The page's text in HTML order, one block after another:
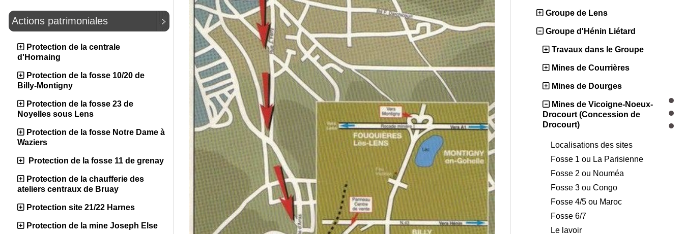
Actions patrimoniales
Protection de la centrale
d'Hornaing
Protection de la fosse 10/20 de
Billy-Montigny
Protection de la fosse 23 de
Noyelles sous Lens
Protection de la fosse Notre Dame à
Waziers
Protection de la fosse 11 de grenay
Protection de la chaufferie des
ateliers centraux de Bruay
Protection site 21/22 Harnes
Protection de la mine Joseph Else
Groupe de Lens
Groupe d'Hénin Liétard
Travaux dans le Groupe
Mines de Courrières
Mines de Dourges
Mines de Vicoigne-Noeux-
Drocourt (Concession de
Drocourt)
Localisations des sites
Fosse 1 ou La Parisienne
Fosse 2 ou Nouméa
Fosse 3 ou Congo
Fosse 4/5 ou Maroc
Fosse 6/7
Le lavoir